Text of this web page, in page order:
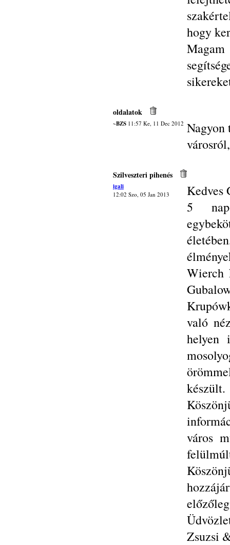
hogy
Magam
oldalatok
~BZS 11:57 Ke, 11 Dec 2012
Szilveszteri pihenés
igali
12:02 Szo, 05 Jan 2013
Kedves
5
Wierch
való
helyen
készült.
város
Zsuzsi